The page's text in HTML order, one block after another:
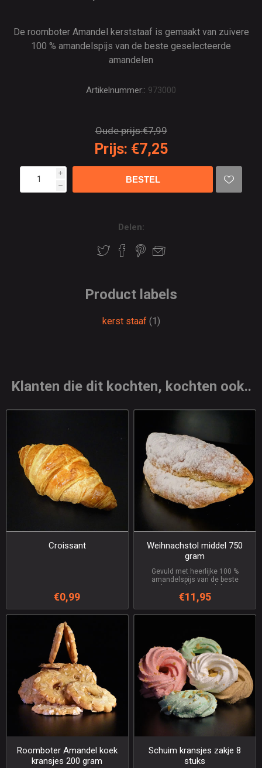
De roomboter Amandel kerststaaf is gemaakt van zuivere
100 % amandelspijs van de beste geselecteerde
amandelen
Artikelnummer:: 973000
Oude prijs:€7,99
Prijs: €7,25
i
h
Delen:
Product labels
kerst staaf (1)
Klanten die dit kochten, kochten ook..
Croissant
€0,99
Weihnachstol middel 750
gram
Gevuld met heerlijke 100 %
amandelspijs van de beste
geselecteerde amandelen. Het
recept zoals Opa hem bakte naar
oost Duits recept
€11,95
Roomboter Amandel koek
kransjes 200 gram
Schuim kransjes zakje 8
stuks